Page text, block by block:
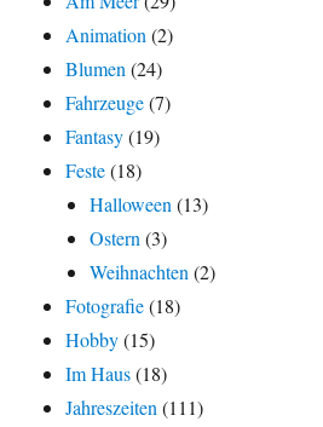
Animation (2)
Blumen (24)
Fahrzeuge(7)
Fantasy(19)
Feste(18)
Halloween (13)
Ostern (3)
Weihnachten (2)
Fotografie(18)
Hobby(15)
Im Haus(18)
Jahreszeiten (111)